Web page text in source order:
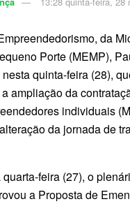
da
Porte (MEMP),
quinta-feira (28),
ampliação da
individuais
da jornada de
feira (27), o
a Proposta de